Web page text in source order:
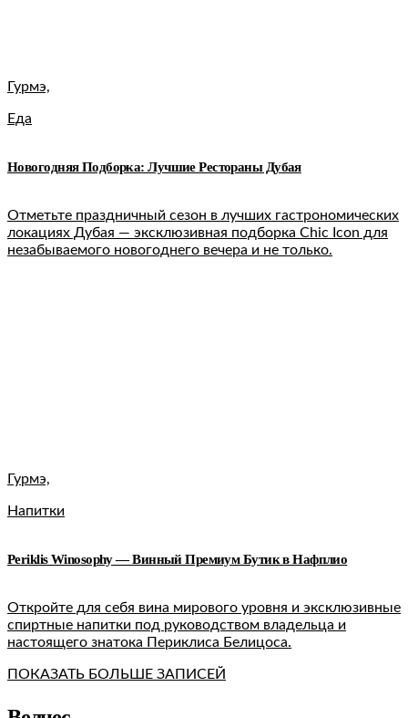
Гурмэ,
Еда
Новогодняя Подборка: Лучшие Рестораны Дубая
Отметьте праздничный сезон в лучших гастрономических
локациях Дубая — эксклюзивная подборка Chic Icon для
незабываемого новогоднего вечера и не только.
Гурмэ,
Напитки
Periklis Winosophy — Винный Премиум Бутик в Нафплио
Откройте для себя вина мирового уровня и эксклюзивные
спиртные напитки под руководством владельца и
настоящего знатока Периклиса Белицоса.
ПОКАЗАТЬ БОЛЬШЕ ЗАПИСЕЙ